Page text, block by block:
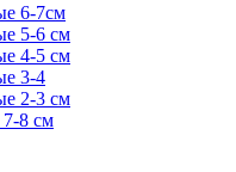
6-7см
5-6 см
4-5 см
3-4
2-3 см
8 см